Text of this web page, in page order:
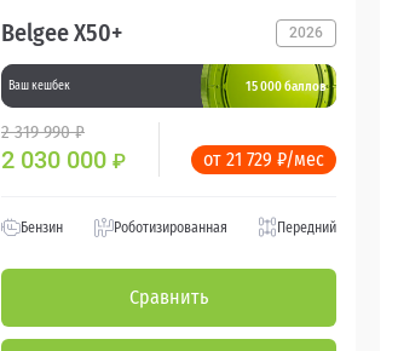
Belgee X50+ 2026
Ваш кешбек 15 000 баллов
2 319 990 ₽
2 030 000 ₽ от 21 729 ₽/мес
Бензин Роботизированная Передний
Сравнить